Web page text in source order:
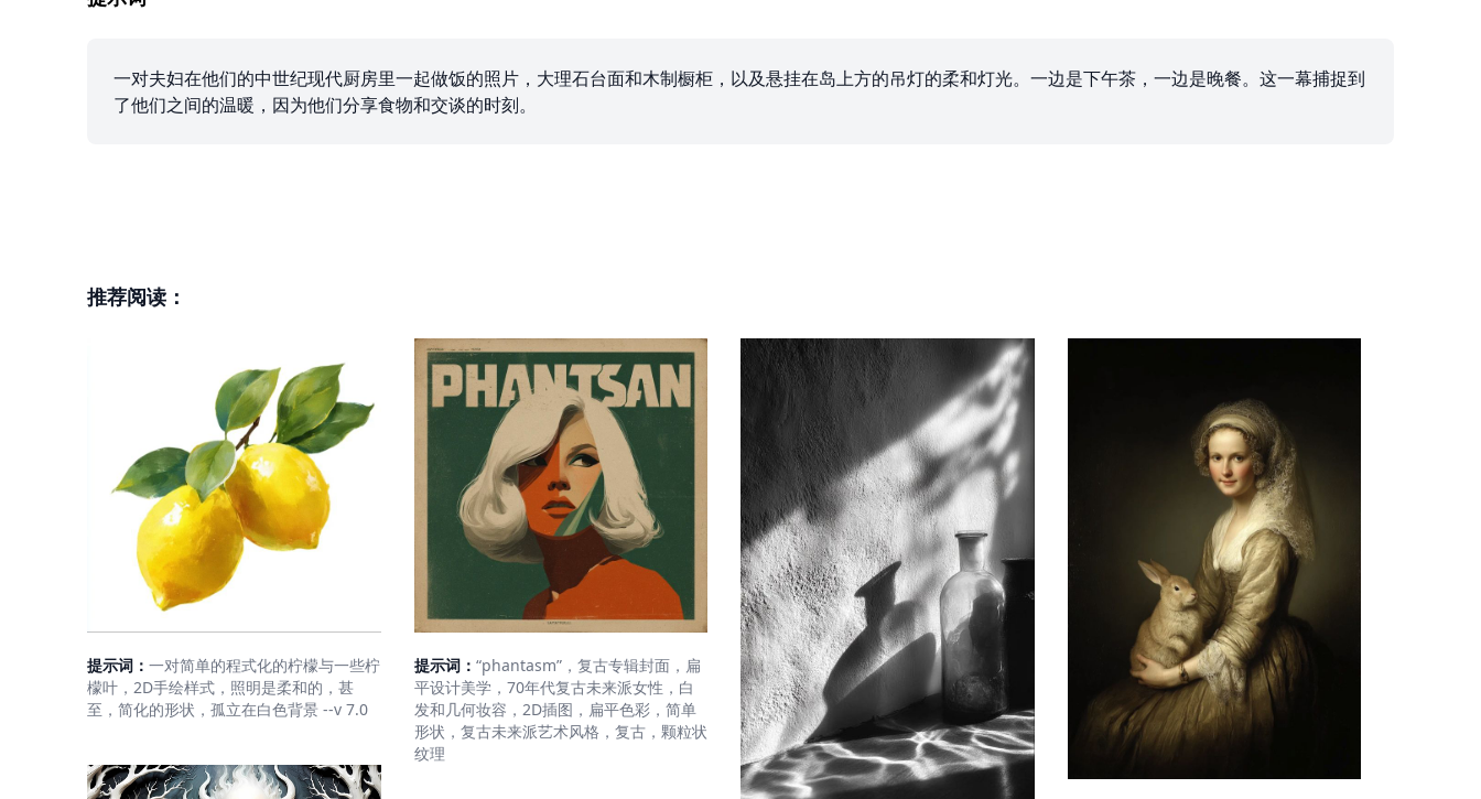
一对夫妇在他们的中世纪现代厨房里一起做饭的照片，大理石台面和木制橱柜，以及悬挂在岛上方的吊灯的柔和灯光。一边是下午茶，一边是晚餐。这一幕捕捉到
了他们之间的温暖，因为他们分享食物和交谈的时刻。
推荐阅读：
提示词： 一对简单的程式化的柠檬与一些柠
檬叶，2D手绘样式，照明是柔和的，甚
至，简化的形状，孤立在白色背景 --v 7.0
提示词： “phantasm”，复古专辑封面，扁
平设计美学，70年代复古未来派女性，白
发和几何妆容，2D插图，扁平色彩，简单
形状，复古未来派艺术风格，复古，颗粒状
纹理